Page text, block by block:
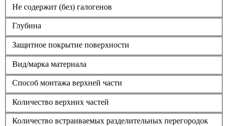
Не содержит (без) галогенов
Глубина
Защитное покрытие поверхности
Вид/марка материала
Способ монтажа верхней части
Количество верхних частей
Количество встраиваемых разделительных перегородок